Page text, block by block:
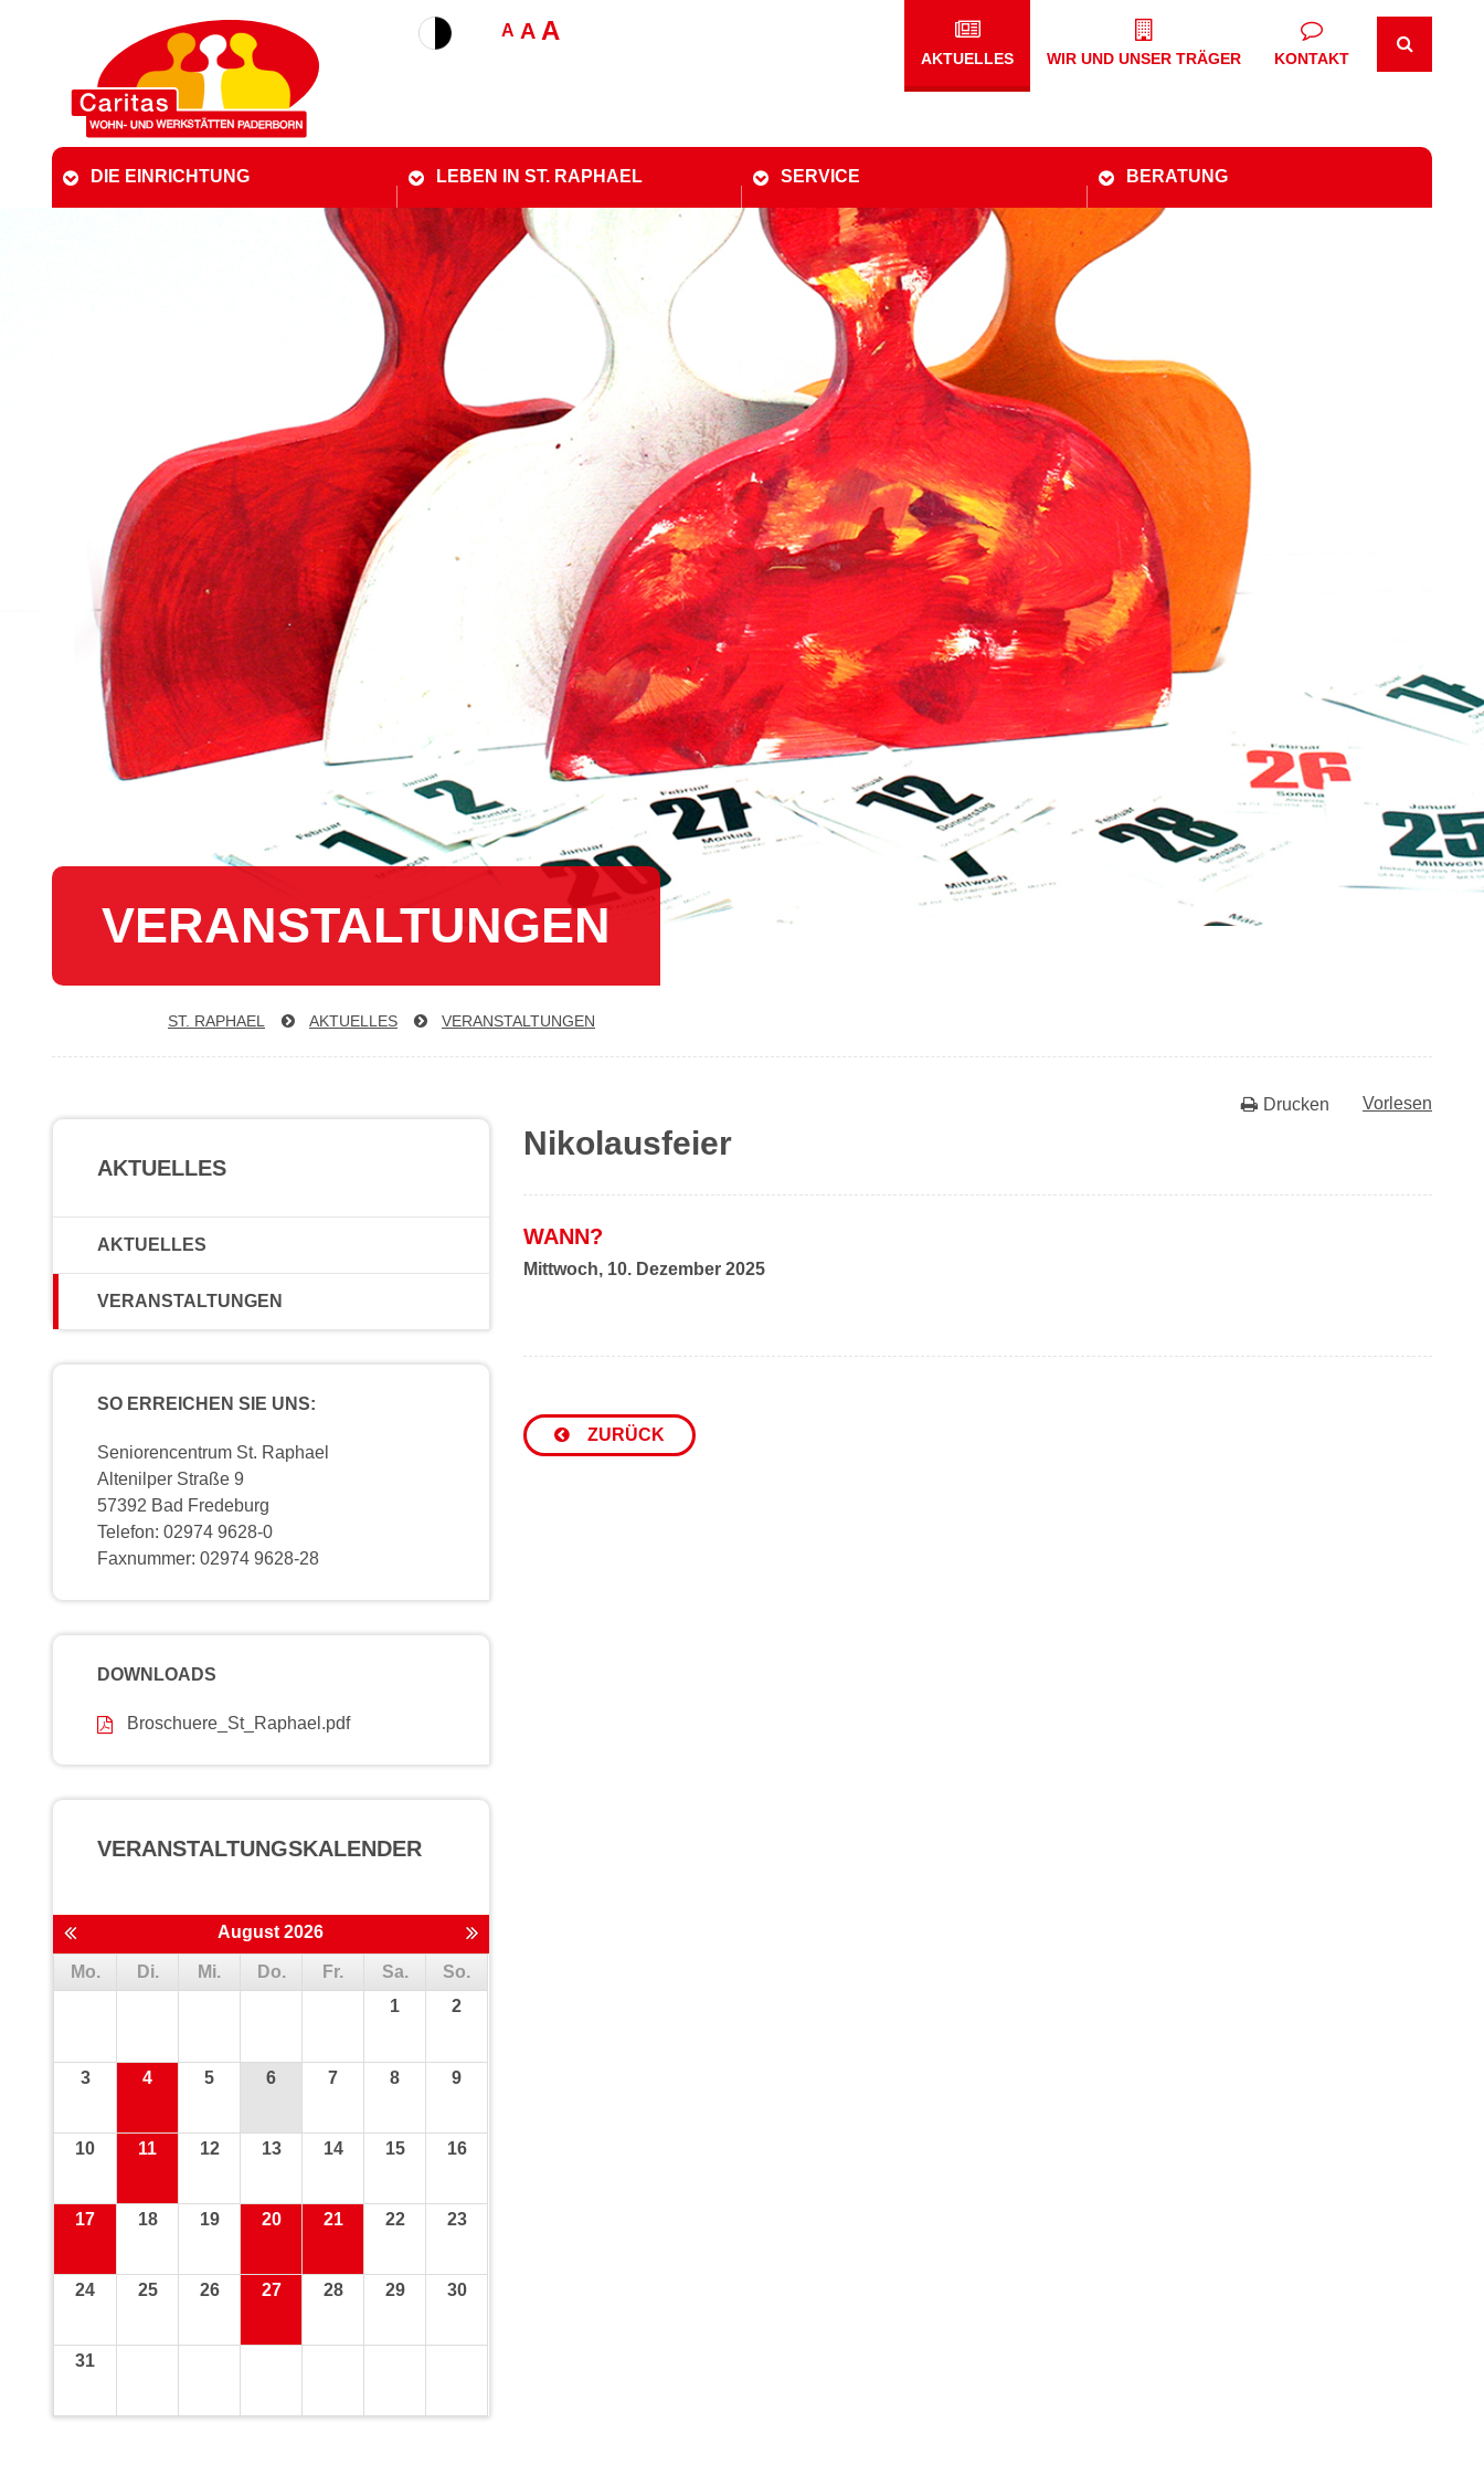
A A A
AKTUELLES WIR UND UNSER TRÄGER KONTAKT
DIE EINRICHTUNG LEBEN IN ST. RAPHAEL SERVICE BERATUNG
VER­AN­STAL­TUN­GEN
ST. RAPHAEL AKTUELLES VER­AN­STAL­TUN­GEN
Vorlesen
Drucken
Nikolausfeier
WANN?
Mittwoch, 10. Dezember 2025
ZURÜCK
AKTUELLES
AKTUELLES
VERANSTALTUNGEN
SO ERREICHEN SIE UNS:
Seniorencentrum St. Raphael
Altenilper Straße 9
57392 Bad Fredeburg
Telefon: 02974 9628-0
Faxnummer: 02974 9628-28
DOWNLOADS
Broschuere_St_Raphael.pdf
VERANSTALTUNGS­KALENDER
August 2026
Mo. Di. Mi. Do. Fr. Sa.
So.
1
2
3 4 5 6 7 8 9
10 11 12 13 14 15 16
17 18 19 20 21 22 23
24 25 26 27 28 29 30
31